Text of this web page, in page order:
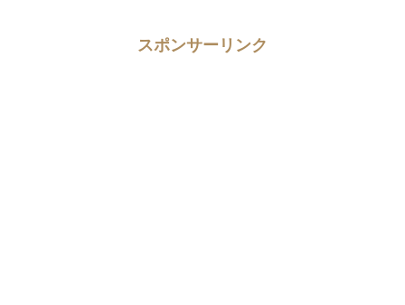
スポンサーリンク